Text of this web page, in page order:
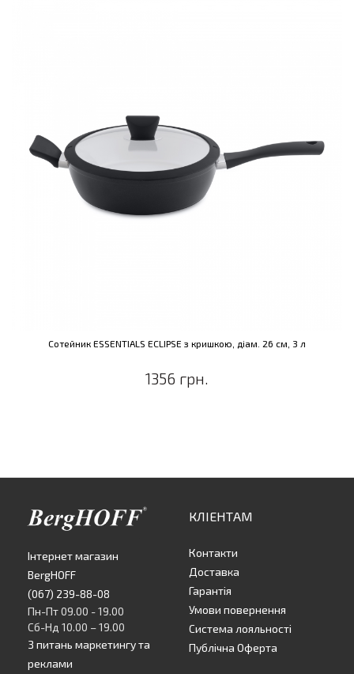
Сотейник ESSENTIALS ECLIPSE з кришкою, діам. 26 см, 3 л
1356 грн.
Інтернет магазин
BergHOFF
(067) 239-88-08
Пн-Пт 09.00 - 19.00
Сб-Нд 10.00 – 19.00
З питань маркетингу та
реклами
КЛІЕНТАМ
Контакти
Доставка
Гарантія
Умови повернення
Система лояльності
Публічна Оферта